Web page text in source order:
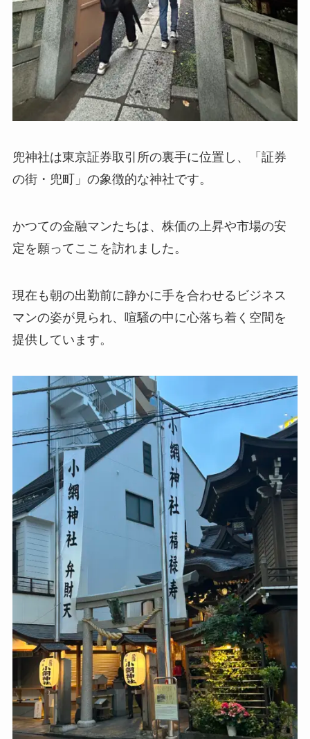
兜神社は東京証券取引所の裏手に位置し、「証券
の街・兜町」の象徴的な神社です。
かつての金融マンたちは、株価の上昇や市場の安
定を願ってここを訪れました。
現在も朝の出勤前に静かに手を合わせるビジネス
マンの姿が見られ、喧騒の中に心落ち着く空間を
提供しています。